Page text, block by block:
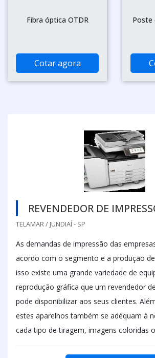
Fibra óptica OTDR
Cotar agora
Poste
REVENDEDOR DE
TELAMAR / JUNDIAÍ - SP
As demandas de impressão das
acordo com o segmento e a produção
isso existe uma grande variedade de
reprodução gráfica que um revendedor
pode disponibilizar aos seus clientes.
estes aparelhos também se adéquam à
cada tipo de tiragem, imagens coloridas